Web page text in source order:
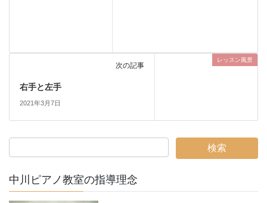
レッスン風景
次の記事
右手と左手
2021年3月7日
中川ピアノ教室の指導理念